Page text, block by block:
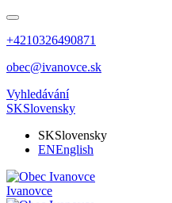
+4210326490871
obec@ivanovce.sk
Vyhledávání
SKSlovensky
SKSlovensky
ENEnglish
Ivanovce